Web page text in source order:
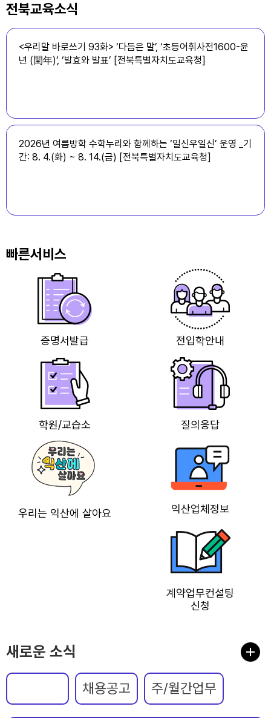
전북교육소식
<우리말 바로쓰기 93화> ‘다듬은 말’‚ ‘초등어휘사전1600-윤
년 (閏年)’‚ ‘발효와 발표’ [전북특별자치도교육청]
2026년 여름방학 수학누리와 함께하는 ‘일신우일신’ 운영 _기
간: 8. 4.(화) ~ 8. 14.(금) [전북특별자치도교육청]
빠른서비스
증명서발급 전입학안내
학원/교습소 질의응답
우리는 익산에 살아요 익산업체정보
계약업무컨설팅
신청
새로운 소식
채용공고 주/월간업무